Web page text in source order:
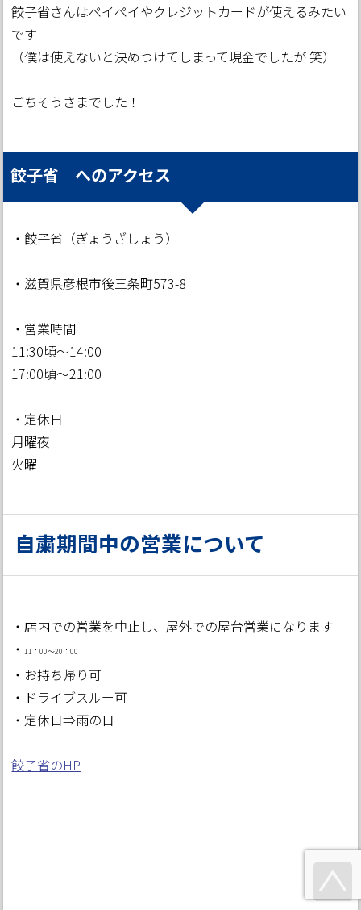
餃子省さんはペイペイやクレジットカードが使えるみたい
です
（僕は使えないと決めつけてしまって現金でしたが 笑）
ごちそうさまでした！
餃子省 へのアクセス
・餃子省（ぎょうざしょう）
・滋賀県彦根市後三条町573-8
・営業時間
11:30頃～14:00
17:00頃～21:00
・定休日
月曜夜
火曜
自粛期間中の営業について
・店内での営業を中止し、屋外での屋台営業になります
・11：00～20：00
・お持ち帰り可
・ドライブスルー可
・定休日⇒雨の日
餃子省のHP